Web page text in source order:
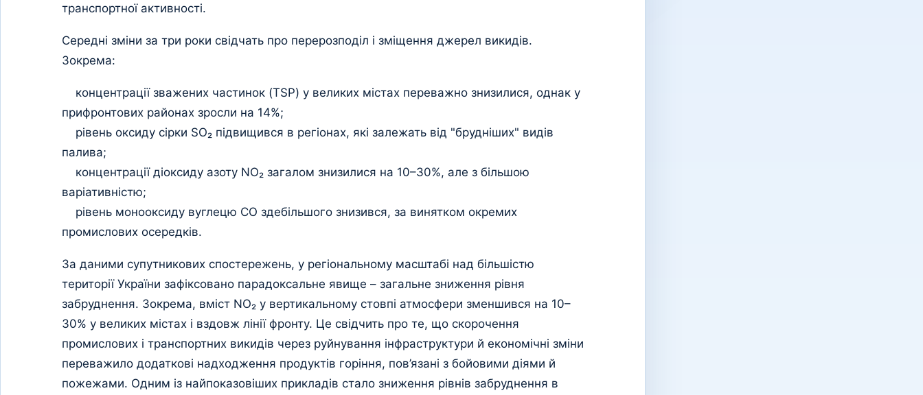
транспортної активності.
Середні зміни за три роки свідчать про перерозподіл і зміщення джерел викидів.
Зокрема:
концентрації зважених частинок (TSP) у великих містах переважно знизилися, однак у
прифронтових районах зросли на 14%;
рівень оксиду сірки SO₂ підвищився в регіонах, які залежать від "брудніших" видів
палива;
концентрації діоксиду азоту NO₂ загалом знизилися на 10–30%, але з більшою
варіативністю;
рівень монооксиду вуглецю CO здебільшого знизився, за винятком окремих
промислових осередків.
За даними супутникових спостережень, у регіональному масштабі над більшістю
території України зафіксовано парадоксальне явище – загальне зниження рівня
забруднення. Зокрема, вміст NO₂ у вертикальному стовпі атмосфери зменшився на 10–
30% у великих містах і вздовж лінії фронту. Це свідчить про те, що скорочення
промислових і транспортних викидів через руйнування інфраструктури й економічні зміни
переважило додаткові надходження продуктів горіння, пов’язані з бойовими діями й
пожежами. Одним із найпоказовіших прикладів стало зниження рівнів забруднення в